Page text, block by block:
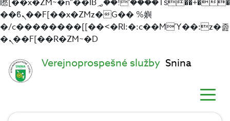
矁[��x�ZM~�n"��IB؃��!'����Тѕ��+��(m��IK�ʭ�/|
��ϐܢ��F[��x�ZMz�G�� %嬩
�/c��������[[��<�RI:�:c��MΎ��:z�졾
�ܢ��F[��R�ZM~�D
Verejnoprospešné služby Snina